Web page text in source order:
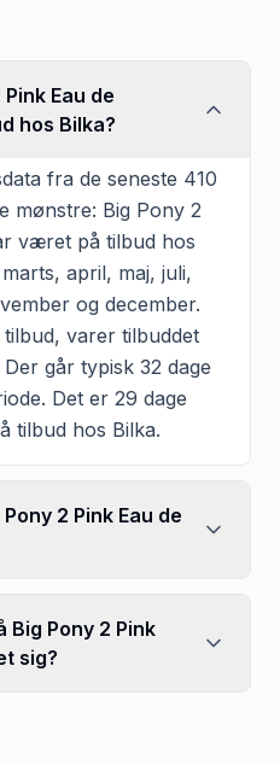
Eau de
hos Bilka?
fra de seneste 410
mønstre: Big Pony 2
været på tilbud hos
april, maj, juli,
og december.
varer tilbuddet
går typisk 32 dage
Det er 29 dage
tilbud hos Bilka.
2 Pink Eau de
Big Pony 2 Pink
sig?